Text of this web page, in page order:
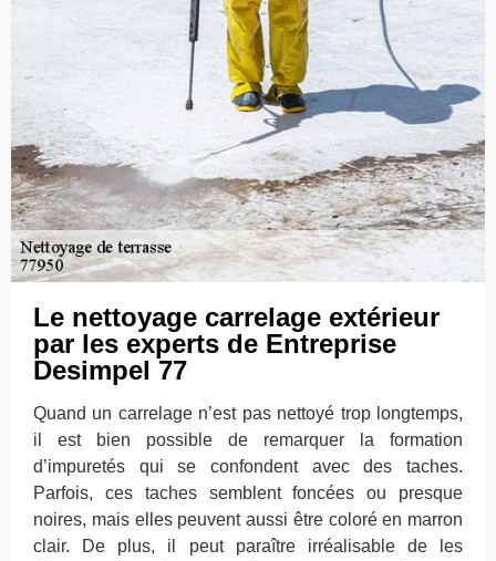
Le nettoyage carrelage extérieur
par les experts de Entreprise
Desimpel 77
Quand un carrelage n’est pas nettoyé trop longtemps,
il est bien possible de remarquer la formation
d’impuretés qui se confondent avec des taches.
Parfois, ces taches semblent foncées ou presque
noires, mais elles peuvent aussi être coloré en marron
clair. De plus, il peut paraître irréalisable de les